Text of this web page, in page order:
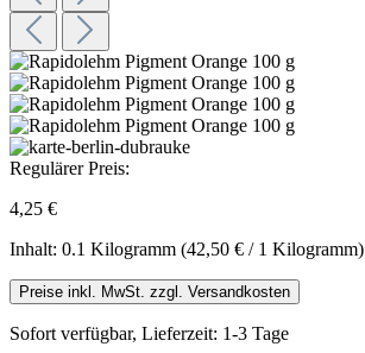
Regulärer Preis:
4,25 €
Inhalt: 0.1 Kilogramm (42,50 € / 1 Kilogramm)
Preise inkl. MwSt. zzgl. Versandkosten
Sofort verfügbar, Lieferzeit: 1-3 Tage